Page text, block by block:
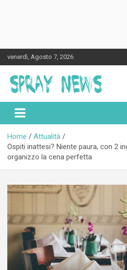
to
content
venerdì, Agosto 7, 2026
Spraynews.it
Home
Attualità
Ospiti inattesi? Niente paura, con 2
organizzo la cena perfetta